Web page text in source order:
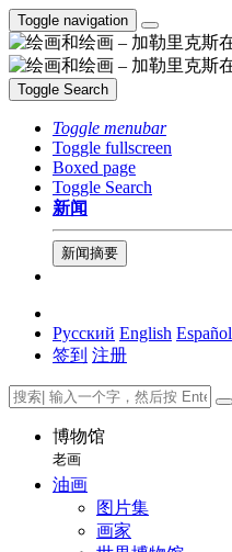
Toggle navigation
Toggle Search
Toggle menubar
Toggle fullscreen
Boxed page
Toggle Search
新闻
新闻摘要
Русский English Español
签到 注册
博物馆
老画
油画
图片集
画家